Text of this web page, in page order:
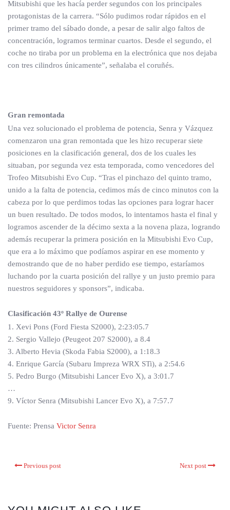
Mitsubishi que les hacía perder segundos con los principales
protagonistas de la carrera. “Sólo pudimos rodar rápidos en el
primer tramo del sábado donde, a pesar de salir algo faltos de
concentración, logramos terminar cuartos. Desde el segundo, el
coche no tiraba por un problema en la electrónica que nos dejaba
con tres cilindros únicamente”, señalaba el coruñés.
Gran remontada
Una vez solucionado el problema de potencia, Senra y Vázquez
comenzaron una gran remontada que les hizo recuperar siete
posiciones en la clasificación general, dos de los cuales les
situaban, por segunda vez esta temporada, como vencedores del
Trofeo Mitsubishi Evo Cup. “Tras el pinchazo del quinto tramo,
unido a la falta de potencia, cedimos más de cinco minutos con la
cabeza por lo que perdimos todas las opciones para lograr hacer
un buen resultado. De todos modos, lo intentamos hasta el final y
logramos ascender de la décimo sexta a la novena plaza, logrando
además recuperar la primera posición en la Mitsubishi Evo Cup,
que era a lo máximo que podíamos aspirar en ese momento y
demostrando que de no haber perdido ese tiempo, estaríamos
luchando por la cuarta posición del rallye y un justo premio para
nuestros seguidores y sponsors”, indicaba.
Clasificación 43º Rallye de Ourense
1. Xevi Pons (Ford Fiesta S2000), 2:23:05.7
2. Sergio Vallejo (Peugeot 207 S2000), a 8.4
3. Alberto Hevia (Skoda Fabia S2000), a 1:18.3
4. Enrique García (Subaru Impreza WRX STi), a 2:54.6
5. Pedro Burgo (Mitsubishi Lancer Evo X), a 3:01.7
…
9. Víctor Senra (Mitsubishi Lancer Evo X), a 7:57.7
Fuente: Prensa Victor Senra
Previous post Next post